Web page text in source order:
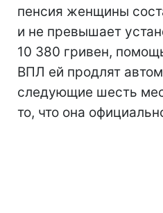
пенсия женщины
и не превышает
10 380 гривен,
ВПЛ ей продлят
следующие шесть
то, что она